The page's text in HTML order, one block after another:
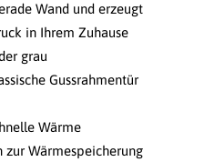
Wand und erzeugt
in Ihrem Zuhause
grau
Gussrahmentür
Wärme
Wärmespeicherung